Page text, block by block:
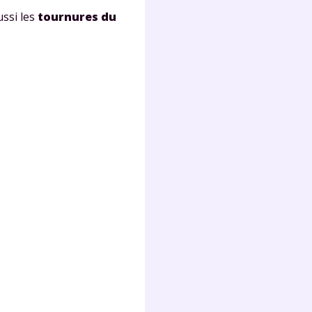
les tournures du